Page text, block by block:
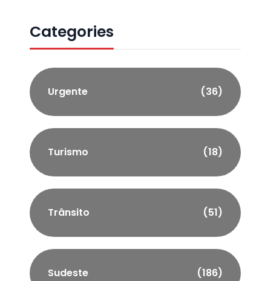
Categories
Urgente (36)
Turismo (18)
Trânsito (51)
Sudeste (186)